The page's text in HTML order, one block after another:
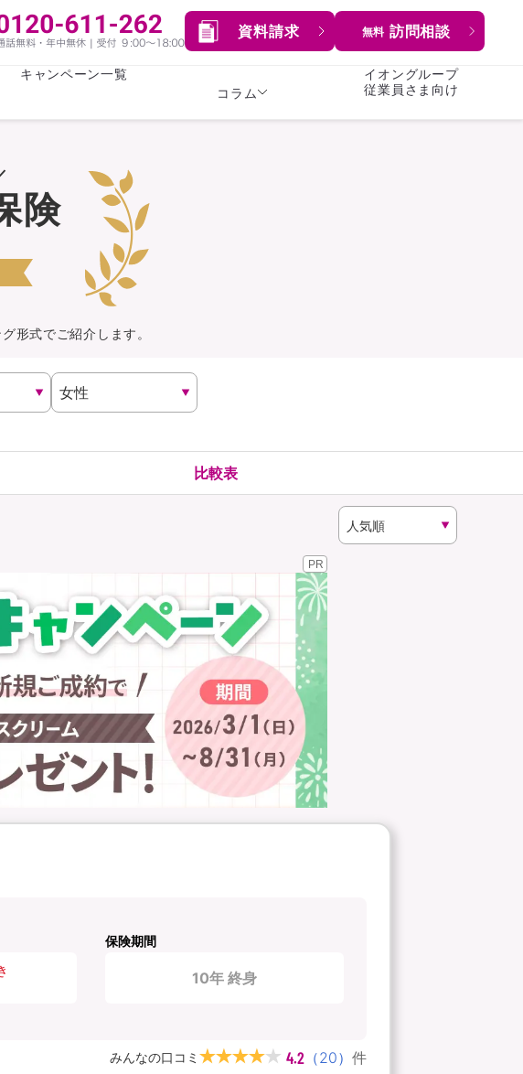
資料請求 無料 訪問相談
女性医療保険
収入保障保険
持病がある方向け
がん保険
火災保険
女性医療保険
介護・認知症保険
キャンペーン一覧
コラム
心配事
イオングループ
従業員さま向け
険
形式でご紹介します。
比較表
PR
保険期間
10年 終身
みんなの口コミ 4.2 （20） 件